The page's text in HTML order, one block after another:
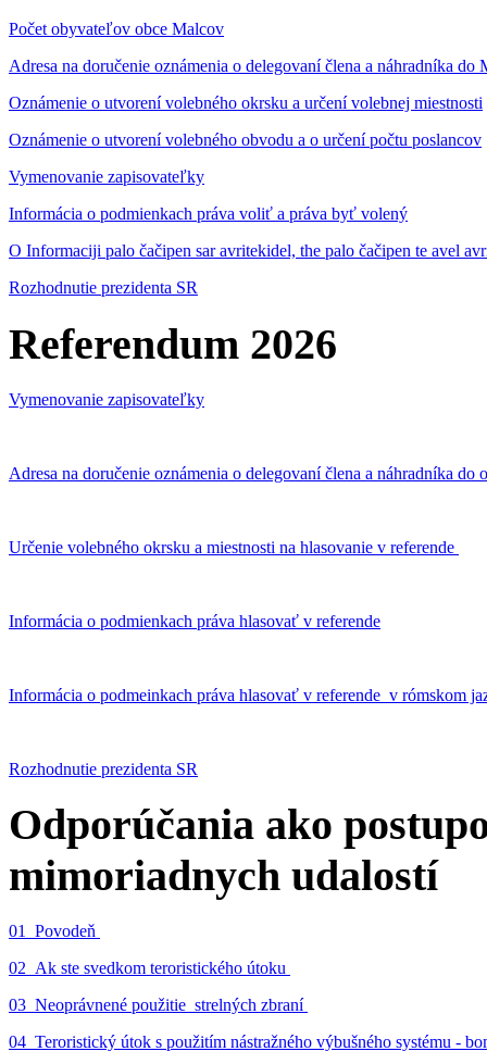
Počet obyvateľov obce Malcov
Adresa na doručenie oznámenia o delegovaní člena a náhradníka
Oznámenie o utvorení volebného okrsku a určení volebnej miestnosti
Oznámenie o utvorení volebného obvodu a o určení počtu poslancov
Vymenovanie zapisovateľky
Informácia o podmienkach práva voliť a práva byť volený
O Informaciji palo čačipen sar avritekidel, the palo čačipen te avel
Rozhodnutie prezidenta SR
Referendum 2026
Vymenovanie zapisovateľky
Adresa na doručenie oznámenia o delegovaní člena a náhradníka
Určenie volebného okrsku a miestnosti na hlasovanie v referende
Informácia o podmienkach práva hlasovať v referende
Informácia o podmeinkach práva hlasovať v referende v rómskom
Rozhodnutie prezidenta SR
Odporúčania ako
mimoriadnych udalostí
01_Povodeň
02_Ak ste svedkom teroristického útoku
03_Neoprávnené použitie strelných zbraní
04_Teroristický útok s použitím nástražného výbušného systému -